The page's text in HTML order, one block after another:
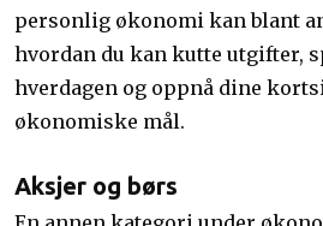
personlig økonomi kan blant
hvordan du kan kutte utgifter,
hverdagen og oppnå dine
økonomiske mål.
Aksjer og børs